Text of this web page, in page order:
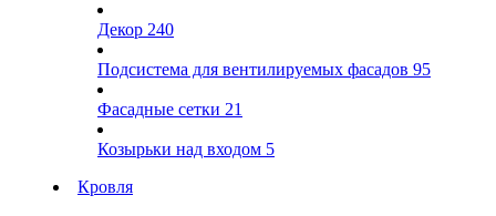
Декор 240
Подсистема для вентилируемых фасадов 95
Фасадные сетки 21
Козырьки над входом 5
Кровля